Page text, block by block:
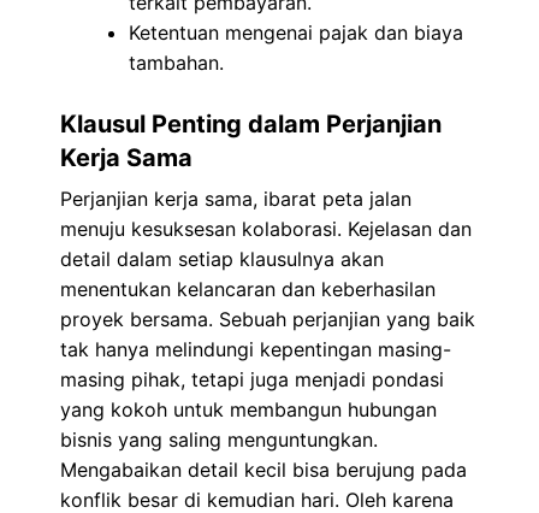
Ketentuan mengenai pajak dan biaya
tambahan.
Klausul Penting dalam Perjanjian
Kerja Sama
Perjanjian kerja sama, ibarat peta jalan
menuju kesuksesan kolaborasi. Kejelasan dan
detail dalam setiap klausulnya akan
menentukan kelancaran dan keberhasilan
proyek bersama. Sebuah perjanjian yang baik
tak hanya melindungi kepentingan masing-
masing pihak, tetapi juga menjadi pondasi
yang kokoh untuk membangun hubungan
bisnis yang saling menguntungkan.
Mengabaikan detail kecil bisa berujung pada
konflik besar di kemudian hari. Oleh karena